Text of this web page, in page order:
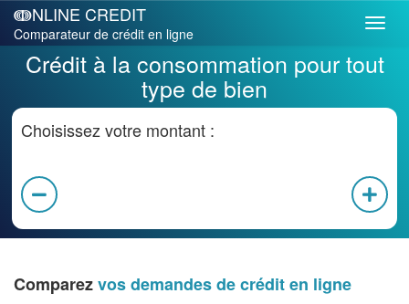
ↈNLINE CREDIT
Comparateur de crédit en ligne
Crédit à la consommation pour tout
type de bien
Choisissez votre montant :
Comparezvos demandes de crédit en ligne